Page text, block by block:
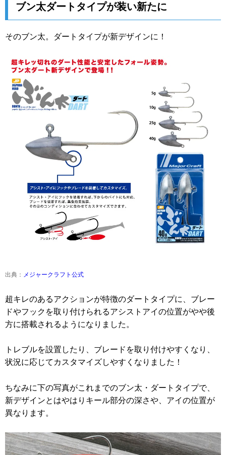
ブン太ダートタイプが装い新たに
そのブン太。ダートタイプが新デザインに！
出典： メジャークラフト公式
超キレのあるアクションが特徴のダートタイプに、ブレー
ドやフックを取り付けられるアシストアイの位置がやや後
方に搭載されるようになりました。
トレブルを設置したり、ブレードを取り付けやすくなり、
状況に応じてカスタマイズしやすくなりました！
ちなみに下の写真がこれまでのブン太・ダートタイプで、
新デザインとはやはりキール部分の深さや、アイの位置が
異なります。